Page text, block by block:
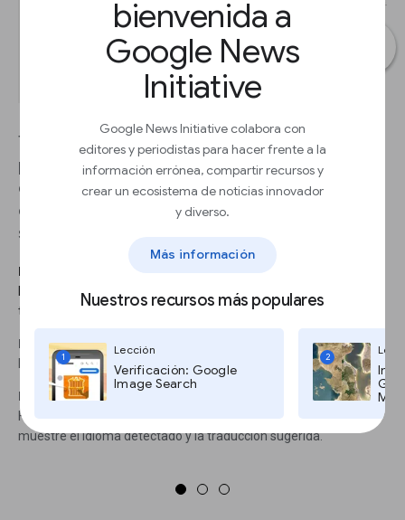
bienvenida a
Google News
Initiative
Google News Initiative colabora con
editores y periodistas para hacer frente a la
información errónea, compartir recursos y
crear un ecosistema de noticias innovador
y diverso.
Más información
Nuestros recursos más populares
1
Lección
Verificación: Google
Image Search
2
This can really speed up the process of verifying
photo captions, video descriptions and user
comments. If you use this feature frequently, you
can edit the extension settings to automatically
show translation every time you highlight text.
PASO 1
Instala la extensión de Chrome Google Translate para que
traducir palabras y frases en páginas web sea más fácil.
PASO 2
Resalta cualquier sección de texto en un idioma diferente.
PASO 3
Haz clic en el ícono y aparecerá una ventana emergente que
muestre el idioma detectado y la traducción sugerida.